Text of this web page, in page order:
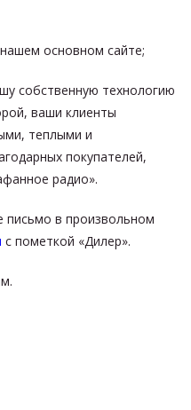
основном сайте;
собственную технологию
ваши клиенты
теплыми и
покупателей,
радио».
письмо в произвольном
с пометкой «Дилер».